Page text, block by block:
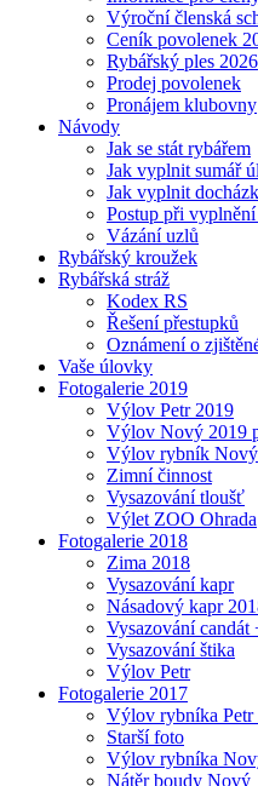
Výroční členská
Ceník povolenek
Rybářský ples 2026
Prodej povolenek
Pronájem klubovny
Návody
Jak se stát rybářem
Jak vyplnit sumář
Jak vyplnit
Postup při
Vázání uzlů
Rybářský kroužek
Rybářská stráž
Kodex RS
Řešení přestupků
Oznámení o
Vaše úlovky
Fotogalerie 2019
Výlov Petr 2019
Výlov Nový 2019
Výlov rybník
Zimní činnost
Vysazování tloušť
Výlet ZOO Ohrada
Fotogalerie 2018
Zima 2018
Vysazování kapr
Násadový kapr
Vysazování candát
Vysazování štika
Výlov Petr
Fotogalerie 2017
Výlov rybníka Petr
Starší foto
Výlov rybníka
Nátěr boudy Nový